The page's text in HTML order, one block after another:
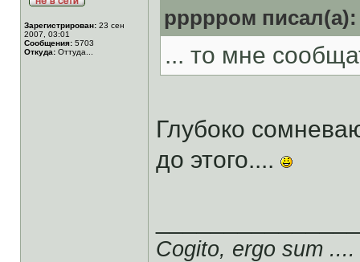
Зарегистрирован: 23 сен
2007, 03:01
Сообщения: 5703
Откуда: Оттуда...
ррррром писал(а):
... то мне
Глубоко
до этого....
Cogito, ergo sum ....